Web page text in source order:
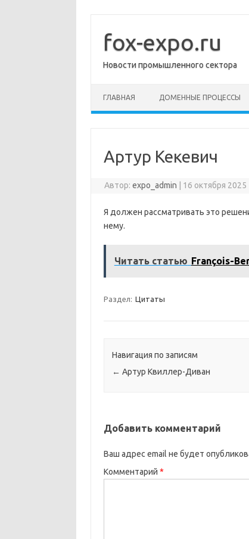
содержимому
fox-expo.ru
Новости промышленного сектора
ГЛАВНАЯ ДОМЕННЫЕ ПРОЦЕССЫ
Артур Кекевич
Автор:expo_admin 16 октября 2025
Я должен рассматривать это
нему.
Читать статью François-
Раздел: Цитаты
Навигация по записям
← Артур Квиллер-Диван
Добавить комментарий
Ваш адрес email не будет
Комментарий *